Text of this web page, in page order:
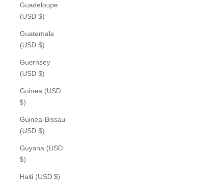
Guadeloupe
(USD $)
Guatemala
(USD $)
Guernsey
(USD $)
Guinea (USD
$)
Guinea-Bissau
(USD $)
Guyana (USD
$)
Haiti (USD $)